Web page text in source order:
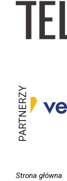
PARTNERZY
Strona główna